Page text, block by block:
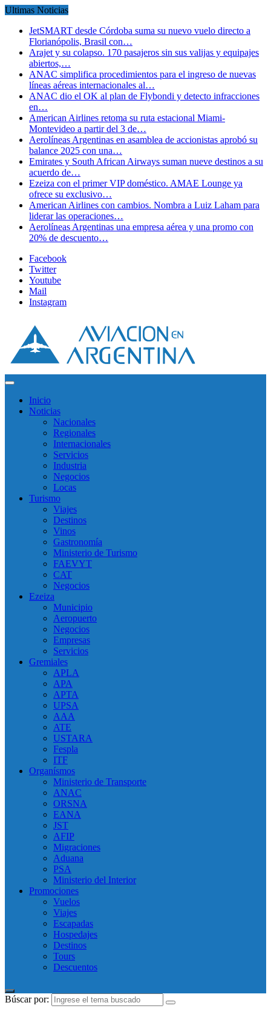
Ultimas Noticias
JetSMART desde Córdoba suma su nuevo vuelo directo a
Florianópolis, Brasil con…
Arajet y su colapso. 170 pasajeros sin sus valijas y equipajes
abiertos,…
ANAC simplifica procedimientos para el ingreso de nuevas
líneas aéreas internacionales al…
ANAC dio el OK al plan de Flybondi y detecto infracciones
en…
American Airlines retoma su ruta estacional Miami-
Montevideo a partir del 3 de…
Aerolíneas Argentinas en asamblea de accionistas aprobó su
balance 2025 con una…
Emirates y South African Airways suman nueve destinos a su
acuerdo de…
Ezeiza con el primer VIP doméstico. AMAE Lounge ya
ofrece su exclusivo…
American Airlines con cambios. Nombra a Luiz Laham para
liderar las operaciones…
Aerolíneas Argentinas una empresa aérea y una promo con
20% de descuento…
Facebook
Twitter
Youtube
Mail
Instagram
Inicio
Noticias
Nacionales
Regionales
Internacionales
Servicios
Industria
Negocios
Locas
Turismo
Viajes
Destinos
Vinos
Gastronomía
Ministerio de Turismo
FAEVYT
CAT
Negocios
Ezeiza
Municipio
Aeropuerto
Negocios
Empresas
Servicios
Gremiales
APLA
APA
APTA
UPSA
AAA
ATE
USTARA
Fespla
ITF
Organísmos
Ministerio de Transporte
ANAC
ORSNA
EANA
JST
AFIP
Migraciones
Aduana
PSA
Ministerio del Interior
Promociones
Vuelos
Viajes
Escapadas
Hospedajes
Destinos
Tours
Descuentos
Búscar por: